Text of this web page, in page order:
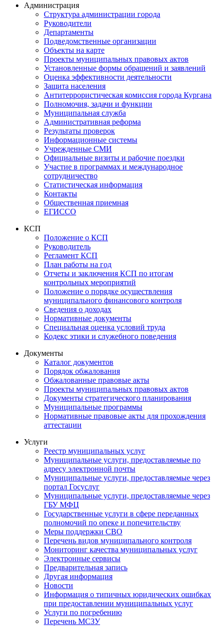
Администрация
Структура администрации города
Руководители
Департаменты
Подведомственные организации
Объекты на карте
Проекты муниципальных правовых актов
Установленные формы обращений и заявлений
Оценка эффективности деятельности
Защита населения
Антитеррористическая комиссия города Кургана
Полномочия, задачи и функции
Муниципальная служба
Административная реформа
Результаты проверок
Информационные системы
Учрежденные СМИ
Официальные визиты и рабочие поездки
Участие в программах и международное
сотрудничество
Статистическая информация
Контакты
Общественная приемная
ЕГИССО
КСП
Положение о КСП
Руководитель
Регламент КСП
План работы на год
Отчеты и заключения КСП по итогам
контрольных мероприятий
Положение о порядке осуществления
муниципального финансового контроля
Сведения о доходах
Нормативные документы
Специальная оценка условий труда
Кодекс этики и служебного поведения
Документы
Каталог документов
Порядок обжалования
Обжалованные правовые акты
Проекты муниципальных правовых актов
Документы стратегического планирования
Муниципальные программы
Нормативные правовые акты для прохождения
аттестации
Услуги
Реестр муниципальных услуг
Муниципальные услуги, предоставляемые по
адресу электронной почты
Муниципальные услуги, предоставляемые через
портал Госуслуг
Муниципальные услуги, предоставляемые через
ГБУ МФЦ
Государственные услуги в сфере переданных
полномочий по опеке и попечительству
Меры поддержки СВО
Перечень видов муниципального контроля
Мониторинг качества муниципальных услуг
Электронные сервисы
Предварительная запись
Другая информация
Новости
Информация о типичных юридических ошибках
при предоставлении муниципальных услуг
Услуги по погребению
Перечень МСЗУ